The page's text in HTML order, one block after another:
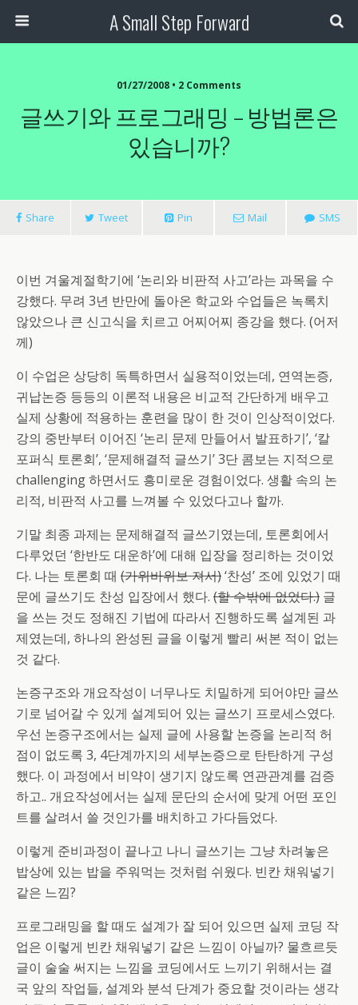
A Small Step Forward
01/27/2008 • 2 Comments
글쓰기와 프로그래밍 – 방법론은
있습니까?
Share Tweet Pin Mail SMS
이번 겨울계절학기에 ‘논리와 비판적 사고’라는 과목을 수
강했다. 무려 3년 반만에 돌아온 학교와 수업들은 녹록치
않았으나 큰 신고식을 치르고 어찌어찌 종강을 했다. (어저
께)
이 수업은 상당히 독특하면서 실용적이었는데, 연역논증,
귀납논증 등등의 이론적 내용은 비교적 간단하게 배우고
실제 상황에 적용하는 훈련을 많이 한 것이 인상적이었다.
강의 중반부터 이어진 ‘논리 문제 만들어서 발표하기’, ‘칼
포퍼식 토론회’, ‘문제해결적 글쓰기’ 3단 콤보는 지적으로
challenging 하면서도 흥미로운 경험이었다. 생활 속의 논
리적, 비판적 사고를 느껴볼 수 있었다고나 할까.
기말 최종 과제는 문제해결적 글쓰기였는데, 토론회에서
다루었던 ‘한반도 대운하’에 대해 입장을 정리하는 것이었
다. 나는 토론회 때 (가위바위보 져서)‘찬성’ 조에 있었기 때
문에 글쓰기도 찬성 입장에서 했다. (할 수밖에 없었다.) 글
을 쓰는 것도 정해진 기법에 따라서 진행하도록 설계된 과
제였는데, 하나의 완성된 글을 이렇게 빨리 써본 적이 없는
것 같다.
논증구조와 개요작성이 너무나도 치밀하게 되어야만 글쓰
기로 넘어갈 수 있게 설계되어 있는 글쓰기 프로세스였다.
우선 논증구조에서는 실제 글에 사용할 논증을 논리적 허
점이 없도록 3, 4단계까지의 세부논증으로 탄탄하게 구성
했다. 이 과정에서 비약이 생기지 않도록 연관관계를 검증
하고.. 개요작성에서는 실제 문단의 순서에 맞게 어떤 포인
트를 살려서 쓸 것인가를 배치하고 가다듬었다.
이렇게 준비과정이 끝나고 나니 글쓰기는 그냥 차려놓은
밥상에 있는 밥을 주워먹는 것처럼 쉬웠다. 빈칸 채워넣기
같은 느낌?
프로그래밍을 할 때도 설계가 잘 되어 있으면 실제 코딩 작
업은 이렇게 빈칸 채워넣기 같은 느낌이 아닐까? 물흐르듯
글이 술술 써지는 느낌을 코딩에서도 느끼기 위해서는 결
국 앞의 작업들, 설계와 분석 단계가 중요할 것이라는 생각